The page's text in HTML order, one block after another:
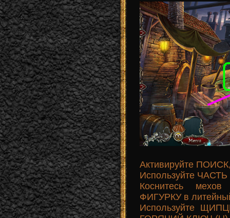
Активируйте
Используйте
Коснитесь
ФИГУРКУ в
Используйте